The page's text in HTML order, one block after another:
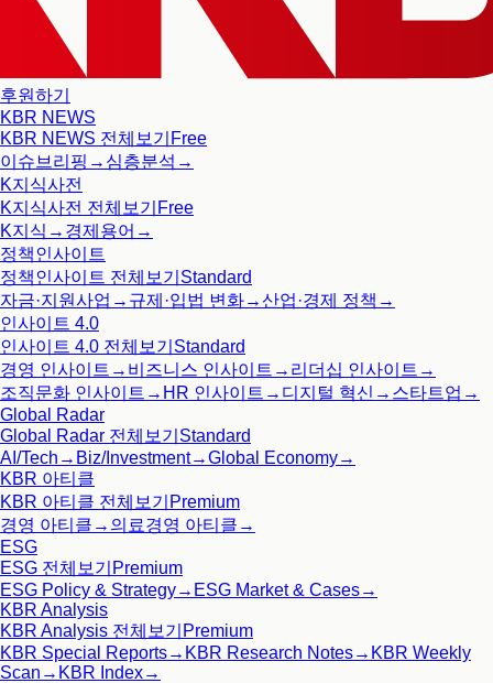
후원하기
KBR NEWS
KBR NEWS 전체보기 Free
이슈브리핑 → 심층분석 →
K지식사전
K지식사전 전체보기 Free
K지식 → 경제용어 →
정책인사이트
정책인사이트 전체보기 Standard
자금·지원사업 → 규제·입법 변화→산업·경제 정책 →
인사이트 4.0
인사이트 4.0 전체보기 Standard
경영 인사이트 → 비즈니스 인사이트 → 리더십 인사이트 →
조직문화 인사이트 → HR 인사이트 → 디지털 혁신 → 스타트업 →
Global Radar
Global Radar 전체보기 Standard
AI/Tech → Biz/Investment→Global Economy→
KBR 아티클
KBR 아티클 전체보기 Premium
경영 아티클 → 의료경영 아티클 →
ESG
ESG 전체보기 Premium
ESG Policy & Strategy→ ESG Market & Cases→
KBR Analysis
KBR Analysis 전체보기 Premium
KBR Special Reports→ KBR Research Notes→ KBR Weekly
Scan → KBR Index→